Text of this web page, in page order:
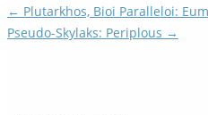
← Plutarkhos, Bioi Paralleloi:
Pseudo-Skylaks: Periplous →